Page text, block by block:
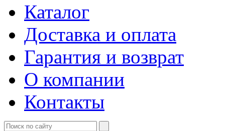
Каталог
Доставка и оплата
Гарантия и возврат
О компании
Контакты